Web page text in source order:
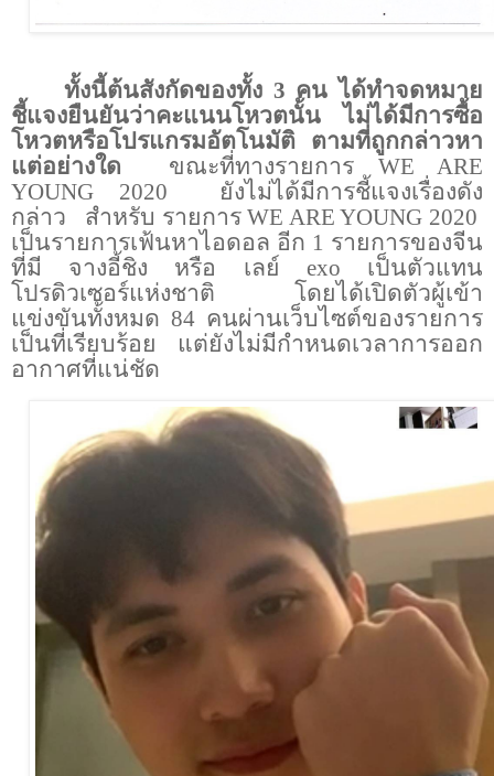
ทั้งนี้ต้นสังกัดของทั้ง 3 คน ได้ทำจดหมาย
ชี้แจงยืนยันว่าคะแนนโหวตนั้น ไม่ได้มีการซื้อ
โหวตหรือโปรแกรมอัตโนมัติ ตามที่ถูกกล่าวหา
แต่อย่างใด
ขณะที่ทางรายการ WE ARE
YOUNG 2020
ยังไม่ได้มีการชี้แจงเรื่องดัง
กล่าว
สำหรับ รายการWE ARE YOUNG 2020
เป็นรายการเฟ้นหาไอดอล อีก 1 รายการของจีน
ที่มี จางอี้ชิง หรือ เลย์ exo เป็นตัวแทน
โปรดิวเซอร์แห่งชาติ
โดยได้เปิดตัวผู้เข้า
แข่งขันทั้งหมด 84 คนผ่านเว็บไซต์ของรายการ
เป็นที่เรียบร้อย แต่ยังไม่มีกำหนดเวลาการออก
อากาศที่แน่ชัด